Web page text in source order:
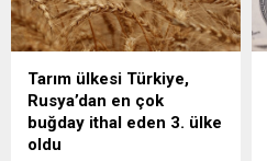
Tarım ülkesi Türkiye,
Rusya’dan en çok
buğday ithal eden 3. ülke
oldu